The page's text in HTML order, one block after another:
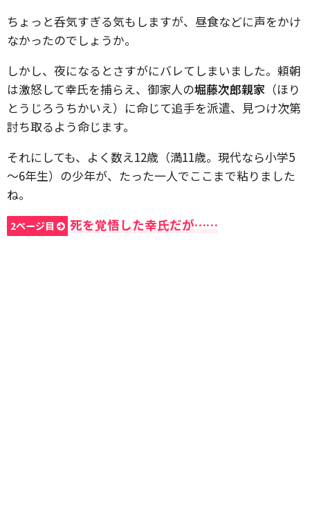
ちょっと呑気すぎる気もしますが、昼食などに声をかけ
なかったのでしょうか。
しかし、夜になるとさすがにバレてしまいました。頼朝
は激怒して幸氏を捕らえ、御家人の堀藤次郎親家 （ほり
とうじろうちかいえ）に命じて追手を派遣、見つけ次第
討ち取るよう命じます。
それにしても、よく数え12歳（満11歳。現代なら小学5
～6年生）の少年が、たった一人でここまで粘りました
ね。
2ページ目 死を覚悟した幸氏だが……